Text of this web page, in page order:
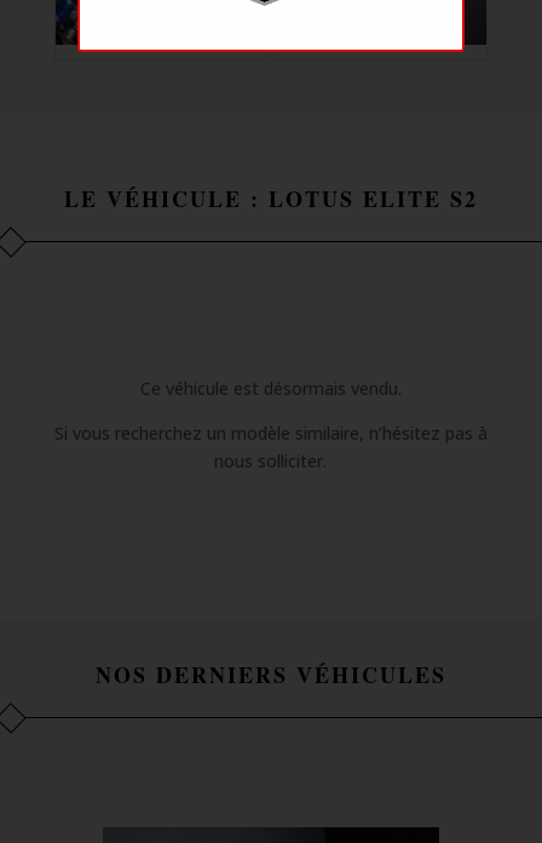
LE VÉHICULE : LOTUS ELITE S2
Ce véhicule est désormais vendu.
Si vous recherchez un modèle similaire, n’hésitez pas à
nous solliciter.
NOS DERNIERS VÉHICULES